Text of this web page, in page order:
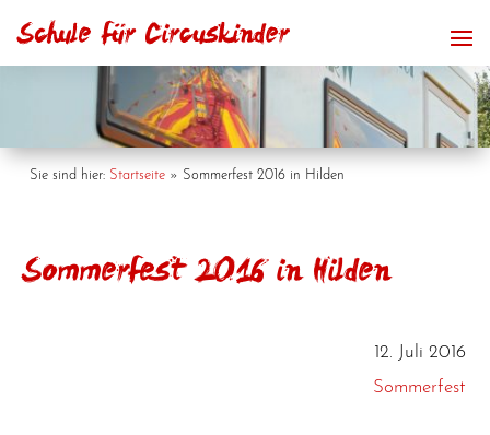
Sie sind hier: Startseite » Sommerfest 2016 in Hilden
Sommerfest 2016 in Hilden
12. Juli 2016
Sommerfest